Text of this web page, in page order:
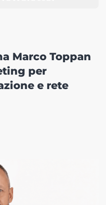
Marco Toppan
per
e rete